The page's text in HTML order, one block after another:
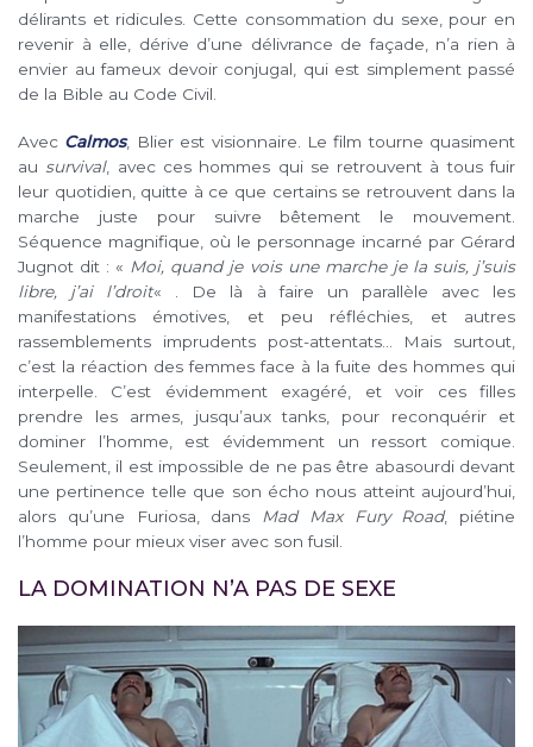
délirants et ridicules. Cette consommation du sexe, pour en
revenir à elle, dérive d’une délivrance de façade, n’a rien à
envier au fameux devoir conjugal, qui est simplement passé
de la Bible au Code Civil.
Avec Calmos, Blier est visionnaire. Le film tourne quasiment
ausurvival, avec ces hommes qui se retrouvent à tous fuir
leur quotidien, quitte à ce que certains se retrouvent dans la
marche juste pour suivre bêtement le mouvement.
Séquence magnifique, où le personnage incarné par Gérard
Jugnot dit : « Moi, quand je vois une marche je la suis, j’suis
libre, j’ai l’droit« . De là à faire un parallèle avec les
manifestations émotives, et peu réfléchies, et autres
rassemblements imprudents post-attentats… Mais surtout,
c’est la réaction des femmes face à la fuite des hommes qui
interpelle. C’est évidemment exagéré, et voir ces filles
prendre les armes, jusqu’aux tanks, pour reconquérir et
dominer l’homme, est évidemment un ressort comique.
Seulement, il est impossible de ne pas être abasourdi devant
une pertinence telle que son écho nous atteint aujourd’hui,
alors qu’une Furiosa, dans Mad Max Fury Road, piétine
l’homme pour mieux viser avec son fusil.
LA DOMINATION N’A PAS DE SEXE